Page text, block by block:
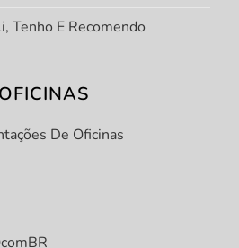
Tenho E Recomendo
De Oficinas